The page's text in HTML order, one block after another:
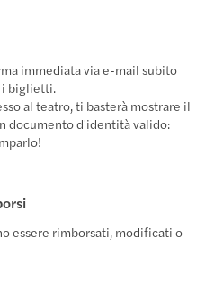
immediata via e-mail subito
i biglietti.
al teatro, ti basterà mostrare il
documento d'identità valido:
essere rimborsati, modificati o